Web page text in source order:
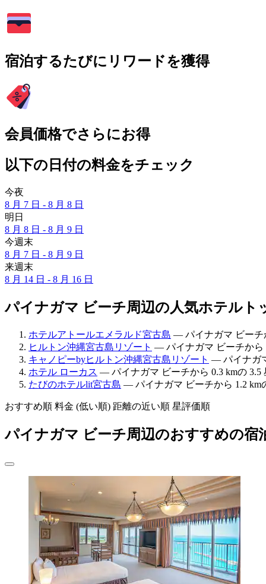
宿泊するたびにリワードを獲得
会員価格でさらにお得
以下の日付の料金をチェック
今夜
8 月 7 日 - 8 月 8 日
明日
8 月 8 日 - 8 月 9 日
今週末
8 月 7 日 - 8 月 9 日
来週末
8 月 14 日 - 8 月 16 日
パイナガマ ビーチ周辺の人気ホテルト
ホテルアトールエメラルド宮古島 — パイナガマ ビーチ
ヒルトン沖縄宮古島リゾート — パイナガマ ビーチから
キャノピーbyヒルトン沖縄宮古島リゾート — パイナガ
ホテル ローカス — パイナガマ ビーチから 0.3 kmの 3.5
たびのホテルlit宮古島 — パイナガマ ビーチから 1.2 km
おすすめ順 料金 (低い順) 距離の近い順 星評価順
パイナガマ ビーチ周辺のおすすめの宿